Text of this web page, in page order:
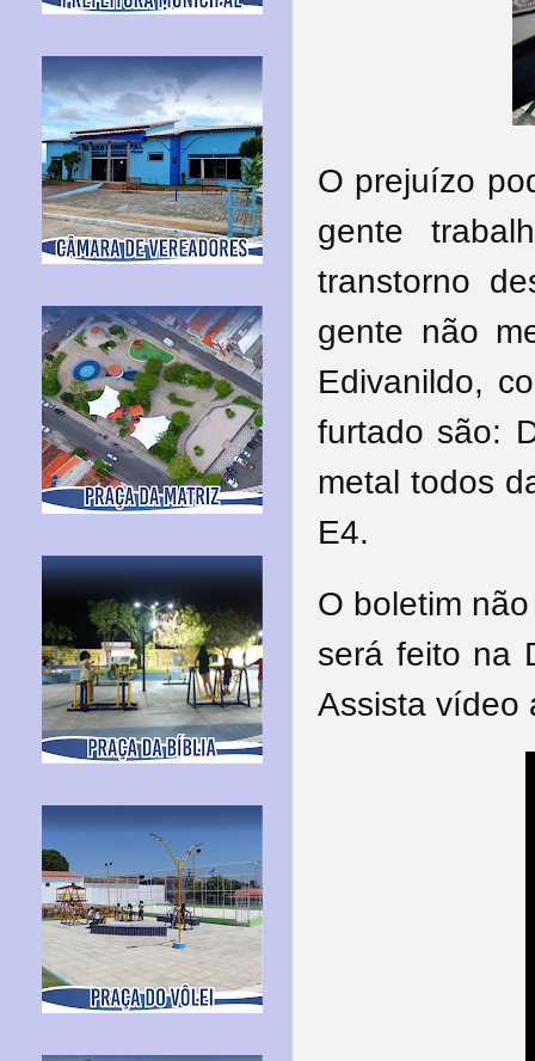
O prejuízo
gente
transtorno
gente não
Edivanildo,
furtado são:
metal todos
E4.
O boletim
será feito na
Assista vídeo